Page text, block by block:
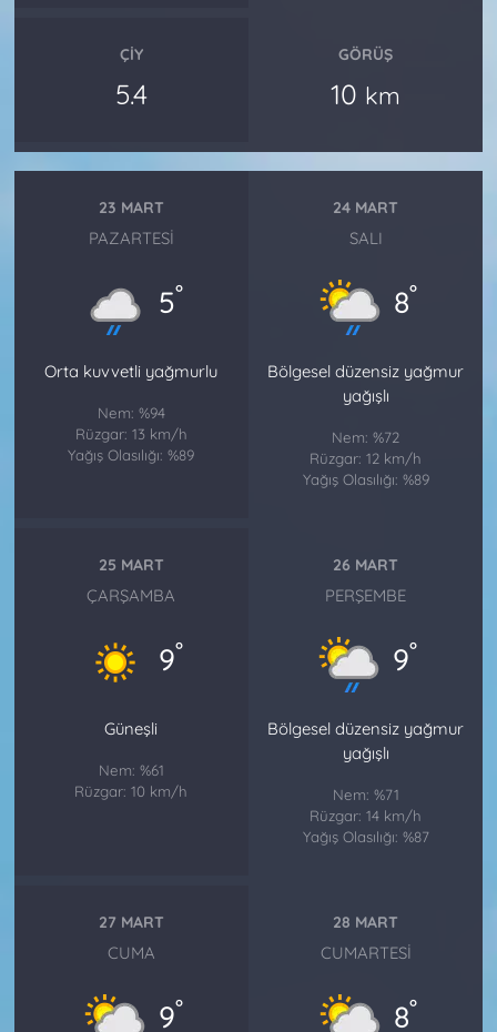
ÇIY
5.4
GÖRÜŞ
10 km
23 MART
PAZARTESI
5°
Orta kuvvetli yağmurlu
Nem: %94
Rüzgar: 13 km/h
Yağış Olasılığı: %89
24 MART
SALI
8°
Bölgesel düzensiz yağmur
yağışlı
Nem: %72
Rüzgar: 12 km/h
Yağış Olasılığı: %89
25 MART
ÇARŞAMBA
9°
Güneşli
Nem: %61
Rüzgar: 10 km/h
26 MART
PERŞEMBE
9°
Bölgesel düzensiz yağmur
yağışlı
Nem: %71
Rüzgar: 14 km/h
Yağış Olasılığı: %87
27 MART
CUMA
9°
28 MART
CUMARTESI
8°